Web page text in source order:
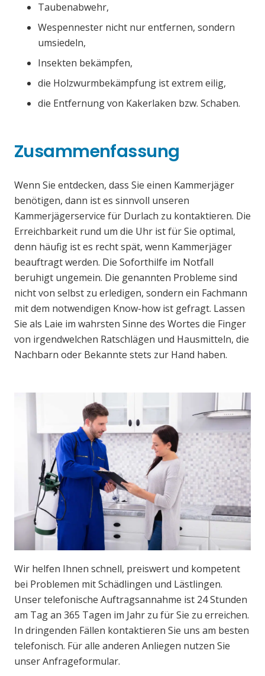
Taubenabwehr,
Wespennester nicht nur entfernen, sondern
umsiedeln,
Insekten bekämpfen,
die Holzwurmbekämpfung ist extrem eilig,
die Entfernung von Kakerlaken bzw. Schaben.
Zusammenfassung
Wenn Sie entdecken, dass Sie einen Kammerjäger
benötigen, dann ist es sinnvoll unseren
Kammerjägerservice für Durlach zu kontaktieren. Die
Erreichbarkeit rund um die Uhr ist für Sie optimal,
denn häufig ist es recht spät, wenn Kammerjäger
beauftragt werden. Die Soforthilfe im Notfall
beruhigt ungemein. Die genannten Probleme sind
nicht von selbst zu erledigen, sondern ein Fachmann
mit dem notwendigen Know-how ist gefragt. Lassen
Sie als Laie im wahrsten Sinne des Wortes die Finger
von irgendwelchen Ratschlägen und Hausmitteln, die
Nachbarn oder Bekannte stets zur Hand haben.
Wir helfen Ihnen schnell, preiswert und kompetent
bei Problemen mit Schädlingen und Lästlingen.
Unser telefonische Auftragsannahme ist 24 Stunden
am Tag an 365 Tagen im Jahr zu für Sie zu erreichen.
In dringenden Fällen kontaktieren Sie uns am besten
telefonisch. Für alle anderen Anliegen nutzen Sie
unser Anfrageformular.